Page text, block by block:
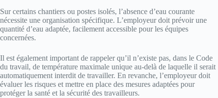
Sur certains chantiers ou postes isolés, l’absence d’eau courante
nécessite une organisation spécifique. L’employeur doit prévoir une
quantité d’eau adaptée, facilement accessible pour les équipes
concernées.
Il est également important de rappeler qu’il n’existe pas, dans le Code
du travail, de température maximale unique au-delà de laquelle il serait
automatiquement interdit de travailler. En revanche, l’employeur doit
évaluer les risques et mettre en place des mesures adaptées pour
protéger la santé et la sécurité des travailleurs.